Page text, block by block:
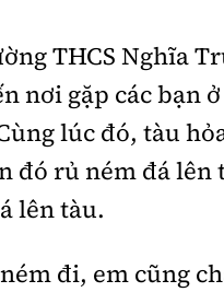
THCS Nghĩa
nơi gặp các bạn
lúc đó, tàu
đó rủ ném đá lên
lên tàu.
đi, em cũng